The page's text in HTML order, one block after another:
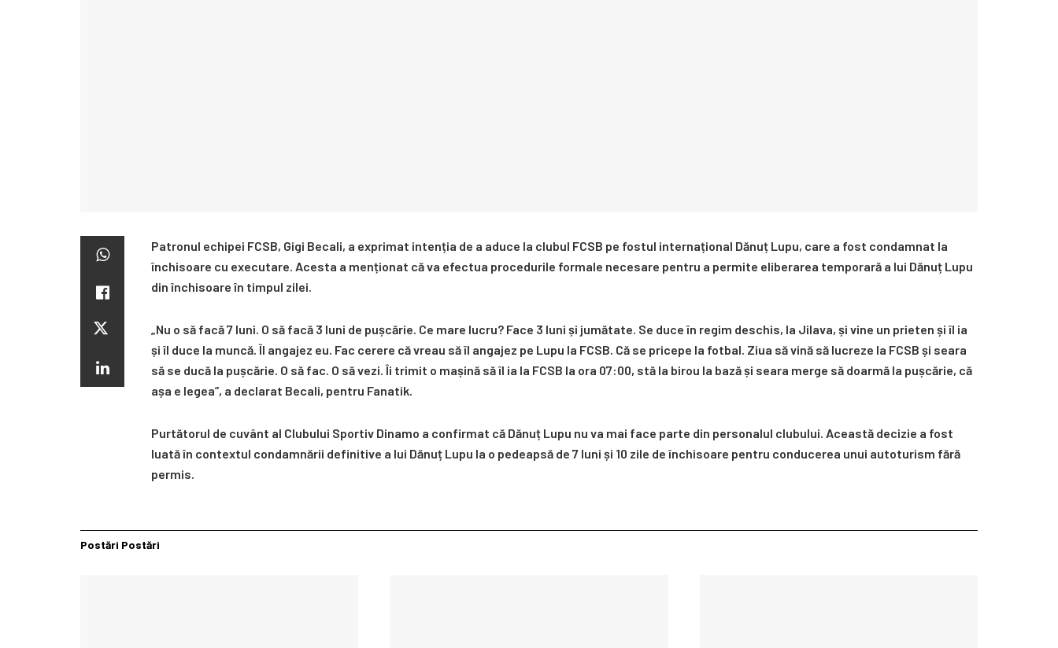
Patronul echipei FCSB, Gigi Becali, a exprimat intenția de a aduce la clubul FCSB pe fostul internațional Dănuț Lupu, care a fost condamnat la
închisoare cu executare. Acesta a menționat că va efectua procedurile formale necesare pentru a permite eliberarea temporară a lui Dănuț Lupu
din închisoare în timpul zilei.
„Nu o să facă 7 luni. O să facă 3 luni de pușcărie. Ce mare lucru? Face 3 luni și jumătate. Se duce în regim deschis, la Jilava, și vine un prieten și îl ia
și îl duce la muncă. Îl angajez eu. Fac cerere că vreau să îl angajez pe Lupu la FCSB. Că se pricepe la fotbal. Ziua să vină să lucreze la FCSB și seara
să se ducă la pușcărie. O să fac. O să vezi. Îi trimit o mașină să îl ia la FCSB la ora 07:00, stă la birou la bază și seara merge să doarmă la pușcărie, că
așa e legea”, a declarat Becali, pentru Fanatik.
Purtătorul de cuvânt al Clubului Sportiv Dinamo a confirmat că Dănuț Lupu nu va mai face parte din personalul clubului. Această decizie a fost
luată în contextul condamnării definitive a lui Dănuț Lupu la o pedeapsă de 7 luni și 10 zile de închisoare pentru conducerea unui autoturism fără
permis.
Postări Postări